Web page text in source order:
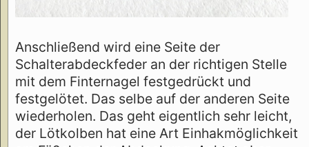
Anschließend wird eine Seite der
Schalterabdeckfeder an der richtigen Stelle
mit dem Finternagel festgedrückt und
festgelötet. Das selbe auf der anderen Seite
wiederholen. Das geht eigentlich sehr leicht,
der Lötkolben hat eine Art Einhakmöglichkeit